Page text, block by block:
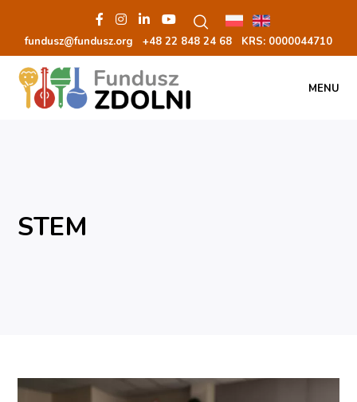
fundusz@fundusz.org +48 22 848 24 68 KRS: 0000044710
MENU
STEM